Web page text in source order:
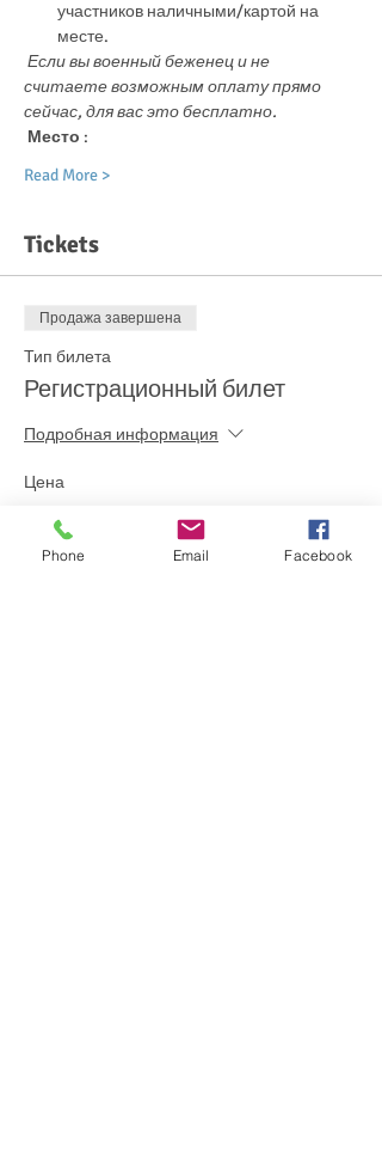
участников наличными/картой на
месте.
Если вы военный беженец и не
считаете возможным оплату прямо
сейчас, для вас это бесплатно.
Место :
Read More >
Tickets
Продажа завершена
Тип билета
Регистрационный билет
Подробная информация
Цена
0,00 €
Phone Email Facebook